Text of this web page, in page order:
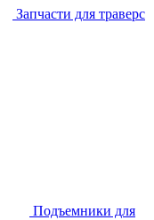
Запчасти для траверс
Подъемники для